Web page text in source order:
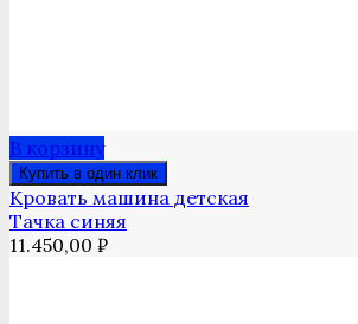
В корзину
Купить в один клик
Кровать машина детская
Тачка синяя
11.450,00 ₽